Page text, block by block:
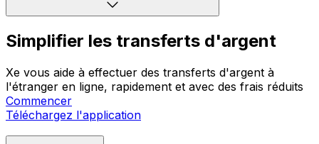
Simplifier les transferts d'argent
Xe vous aide à effectuer des transferts d'argent à
l'étranger en ligne, rapidement et avec des frais réduits
Commencer
Téléchargez l'application